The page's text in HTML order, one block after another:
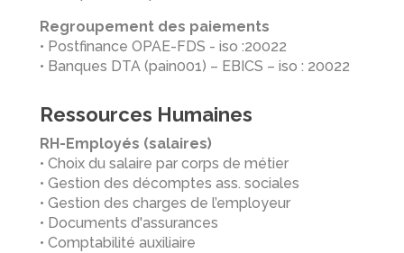
Regroupement des paiements
• Postfinance OPAE-FDS - iso :20022
• Banques DTA (pain001) – EBICS – iso : 20022
Ressources Humaines
RH-Employés (salaires)
• Choix du salaire par corps de métier
• Gestion des décomptes ass. sociales
• Gestion des charges de l’employeur
• Documents d'assurances
• Comptabilité auxiliaire